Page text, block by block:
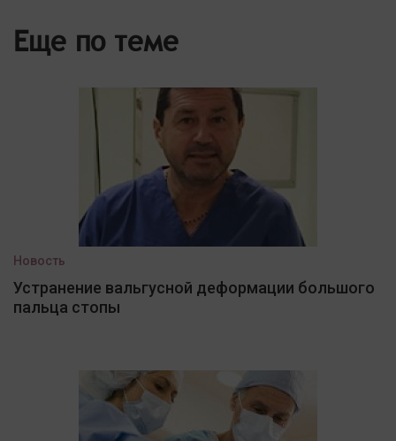
Еще по теме
Новость
Устранение вальгусной деформации большого
пальца стопы